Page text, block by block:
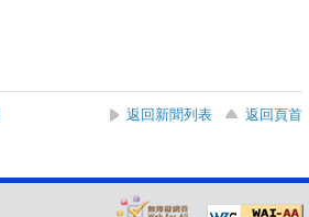
返回新聞列表
返回頁首